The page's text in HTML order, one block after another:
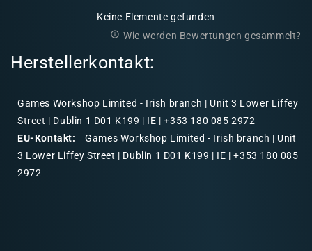
Keine Elemente gefunden
Wie werden Bewertungen gesammelt?
Herstellerkontakt:
Games Workshop Limited - Irish branch | Unit 3 Lower Liffey
Street | Dublin 1 D01 K199 | IE | +353 180 085 2972
EU-Kontakt:
Games Workshop Limited - Irish branch | Unit
3 Lower Liffey Street | Dublin 1 D01 K199 | IE | +353 180 085
2972